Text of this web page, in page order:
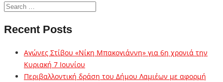
Recent Posts
Αγώνες Στίβου «Νίκη Μπακογιάννη» για 6η χρονιά την
Κυριακή 7 Ιουνίου
Περιβαλλοντική δράση του Δήμου Λαμιέων με αφορμή